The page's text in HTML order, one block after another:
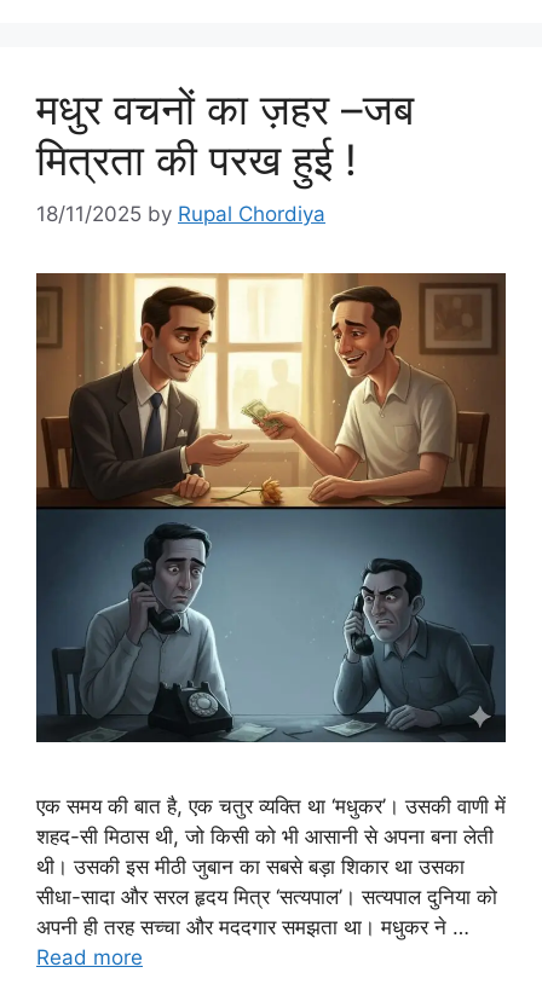
मधुर वचनों का ज़हर –जब
मित्रता की परख हुई !
18/11/2025 by Rupal Chordiya
एक समय की बात है, एक चतुर व्यक्ति था ‘मधुकर’। उसकी वाणी में
शहद-सी मिठास थी, जो किसी को भी आसानी से अपना बना लेती
थी। उसकी इस मीठी जुबान का सबसे बड़ा शिकार था उसका
सीधा-सादा और सरल हृदय मित्र ‘सत्यपाल’। सत्यपाल दुनिया को
अपनी ही तरह सच्चा और मददगार समझता था। मधुकर ने …
Read more